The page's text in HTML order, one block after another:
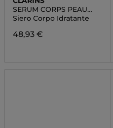
SERUM CORPS PEAU
NEUVE
Siero Corpo Idratante
48,93 €